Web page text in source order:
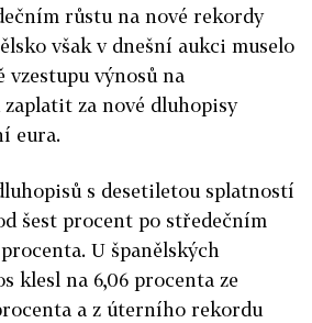
růstu na nové rekordy
však v dnešní aukci muselo
výnosů na
za nové dluhopisy
eura.
s desetiletou splatností
šest procent po středečním
U španělských
klesl na 6,06 procenta ze
a z úterního rekordu